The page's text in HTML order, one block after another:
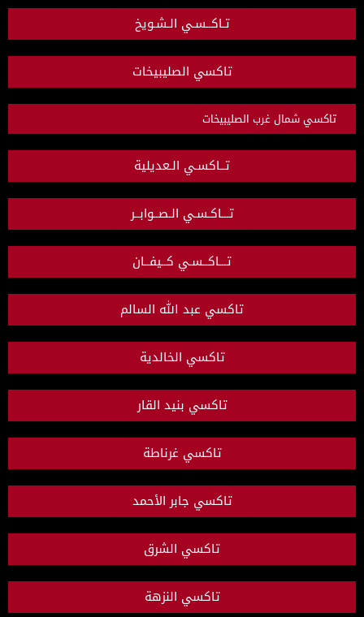
تـاكــسـي الـشـويخ
تاكسي الصليبيخات
تاكسي شمال غرب الصليبيخات
تــاكسـي الـعديلية
تـــاكـسـي الـصــوابــر
تـــاكــسـي كــيفــان
تاكسي عبد الله السالم
تاكسي الخالدية
تاكسي بنيد القار
تاكسي غرناطة
تاكسي جابر الأحمد
تاكسي الشرق
تاكسي النزهة